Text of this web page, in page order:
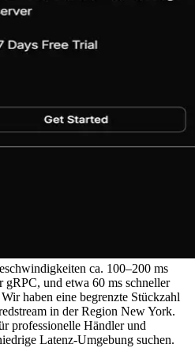
ca. 100–200 ms
gRPC, und etwa 60 ms schneller
haben eine begrenzte Stückzahl
in der Region New York.
professionelle Händler und
Latenz-Umgebung suchen.